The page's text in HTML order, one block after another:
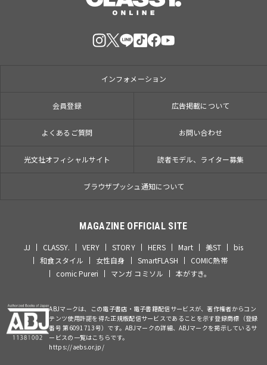
インフォメーション
会員登録 広告掲載について
よくあるご質問 お問い合わせ
光文社オフィシャルサイト 読者モデル、ライター募集
ブラウザプッシュ通知について
MAGAZINE OFFICIAL SITE
JJ CLASSY. VERY STORY HERS Mart 美ST
bis
和食スタイル
女性自身 SmartFLASH
COMIC熱帯
comic Pureri
マンガ コミソル 本がすき。
ABJマークは、この電子書店・電子書籍配信サービスが、著作権者からコン
テンツ使用許諾を得た正規版配信サービスであることを示す登録商標（登録
番号 第6091713号）です。ABJマークの詳細、ABJマークを掲示しているサ
ービスの一覧はこちらです。
https://aebs.or.jp/